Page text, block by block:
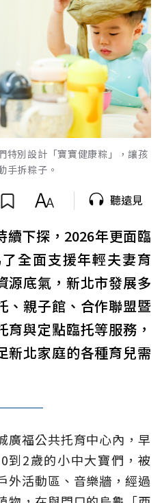
特別設計「寶寶健康粽」，讓孩
手拆粽子。
聽遠見
續下探，2026年更面臨
了全面支援年輕夫妻育
源底氣，新北市發展多
、親子館、合作聯盟暨
與定點臨托等服務，
新北家庭的各種育兒需
廣福公共托育中心內，早
到2歲的小中大寶們，被
外活動區、音樂牆，經過